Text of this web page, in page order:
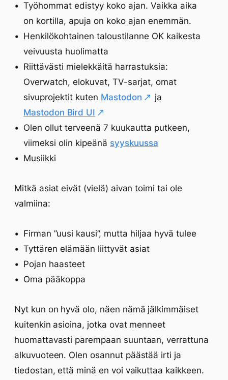
Työhommat edistyy koko ajan. Vaikka aika
on kortilla, apuja on koko ajan enemmän.
Henkilökohtainen taloustilanne OK kaikesta
veivuusta huolimatta
Riittävästi mielekkäitä harrastuksia:
Overwatch, elokuvat, TV-sarjat, omat
sivuprojektit kuten Mastodon
ja
Mastodon Bird UI
Olen ollut terveenä 7 kuukautta putkeen,
viimeksi olin kipeänä syyskuussa
Musiikki
Mitkä asiat eivät (vielä) aivan toimi tai ole
valmiina:
Firman ”uusi kausi”, mutta hiljaa hyvä tulee
Tyttären elämään liittyvät asiat
Pojan haasteet
Oma pääkoppa
Nyt kun on hyvä olo, näen nämä jälkimmäiset
kuitenkin asioina, jotka ovat menneet
huomattavasti parempaan suuntaan, verrattuna
alkuvuoteen. Olen osannut päästää irti ja
tiedostan, että minä en voi vaikuttaa kaikkeen.